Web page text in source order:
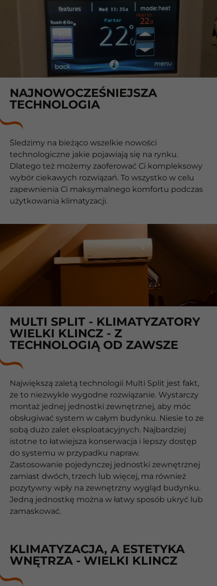
NAJNOWOCZEŚNIEJSZA
TECHNOLOGIA
Śledzimy na bieżąco wszelkie nowości
technologiczne jakie pojawiają się na rynku.
Dlatego też możemy zaoferować Ci kompleksowy
wybór ciekawych rozwiązań. To wszystko w celu
zapewnienia Ci maksymalnego komfortu podczas
użytkowania klimatyzacji.
MULTI SPLIT - KLIMATYZATORY
WIELKI KLINCZ - Z
TECHNOLOGIĄ OD ZAWSZE
Największą zaletą technologii Multi Split jest fakt,
że to niezwykle wygodne rozwiązanie. Wystarczy
montaż jednej jednostki zewnętrznej, aby móc
obsługiwać system w całym budynku. Niesie to ze
sobą dużo zalet eksploatacyjnych. Najbardziej
istotne to łatwiejsza konserwacja i lepszy dostęp
do systemu w przypadku napraw.
Zastosowanie pojedynczej jednostki zewnętrznej
zamiast dwóch, trzech lub więcej, ma również
pozytywny wpły na zewnętrzny wygląd budynku.
Jedną jednostkę można w łatwy sposób ukryć lub
zamaskować.
KLIMATYZACJA, A ESTETYKA
WNĘTRZA - WIELKI KLINCZ